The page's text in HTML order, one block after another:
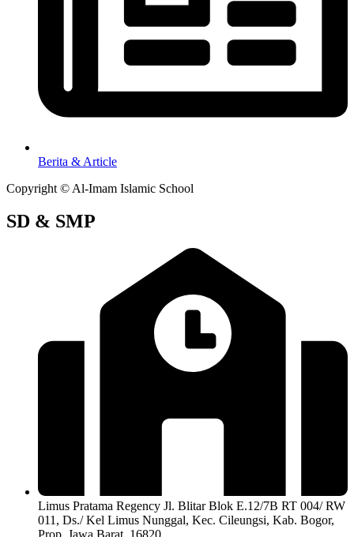
Berita & Article
Copyright © Al-Imam Islamic School
SD & SMP
Limus Pratama Regency Jl. Blitar Blok E.12/7B RT 004/ RW
011, Ds./ Kel Limus Nunggal, Kec. Cileungsi, Kab. Bogor,
Prop. Jawa Barat. 16820